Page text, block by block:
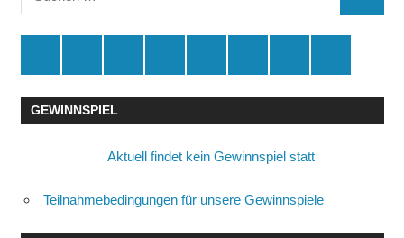
nach:
GEWINNSPIEL
Aktuell findet kein Gewinnspiel statt
Teilnahmebedingungen für unsere Gewinnspiele